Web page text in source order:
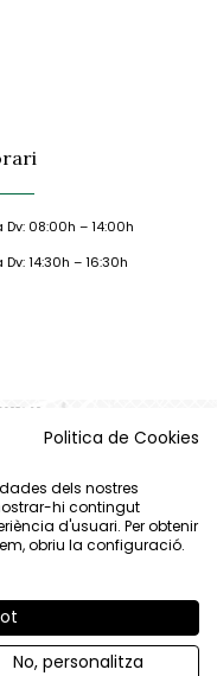
Dv: 08:00h – 14:00h
Dv: 14:30h – 16:30h
| Política de cookies
Politica de Cookies
dels nostres
hi contingut
d'usuari. Per obtenir
obriu la configuració.
No, personalitza